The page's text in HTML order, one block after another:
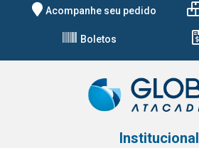
Acompanhe seu pedido
Boletos
Institucional